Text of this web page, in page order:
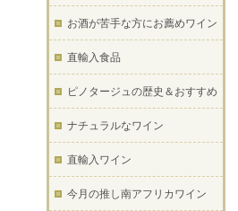
お酒が苦手な方にお薦めワイン
直輸入食品
ピノタージュの歴史＆おすすめ
ナチュラルなワイン
直輸入ワイン
今月の推し南アフリカワイン